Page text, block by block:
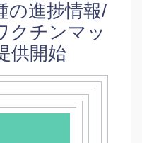
の進捗情報/
クチンマッ
供開始